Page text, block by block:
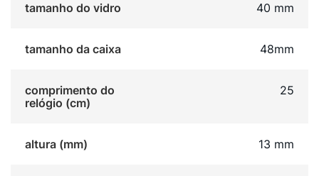
tamanho do vidro 40 mm
tamanho da caixa 48mm
comprimento do
relógio (cm)
25
altura (mm) 13 mm